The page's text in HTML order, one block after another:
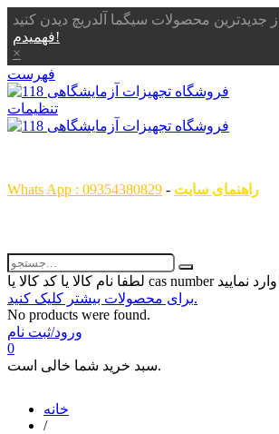
فهمیدم!
×
فهرست
تنظیمات
Whats App : 09354380829 - راهنمای سایت
برای محصولات بیشتر کلیک کنید.
No products were found.
ورود/ثبت نام
0
سبد خرید شما خالی است.
خانه
/